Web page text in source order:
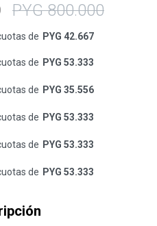
PYG 800.000
de PYG 42.667
de PYG 53.333
de PYG 35.556
de PYG 53.333
de PYG 53.333
de PYG 53.333